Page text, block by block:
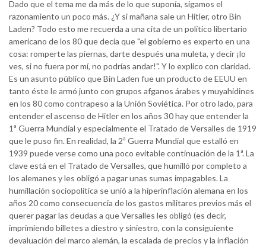
Dado que el tema me da más de lo que suponía, sigamos el
razonamiento un poco más. ¿Y si mañana sale un Hitler, otro Bin
Laden? Todo esto me recuerda a una cita de un político libertario
americano de los 80 que decía que "el gobierno es experto en una
cosa: romperte las piernas, darte después una muleta, y decir ¡lo
ves, si no fuera por mí, no podrías andar!". Y lo explico con claridad.
Es un asunto público que Bin Laden fue un producto de EEUU en
tanto éste le armó junto con grupos afganos árabes y muyahidines
en los 80 como contrapeso a la Unión Soviética. Por otro lado, para
entender el ascenso de Hitler en los años 30 hay que entender la
1ª Guerra Mundial y especialmente el Tratado de Versalles de 1919
que le puso fin. En realidad, la 2ª Guerra Mundial que estalló en
1939 puede verse como una poco evitable continuación de la 1ª. La
clave está en el Tratado de Versalles, que humilló por completo a
los alemanes y les obligó a pagar unas sumas impagables. La
humillación sociopolítica se unió a la hiperinflación alemana en los
años 20 como consecuencia de los gastos militares previos más el
querer pagar las deudas a que Versalles les obligó (es decir,
imprimiendo billetes a diestro y siniestro, con la consiguiente
devaluación del marco alemán, la escalada de precios y la inflación